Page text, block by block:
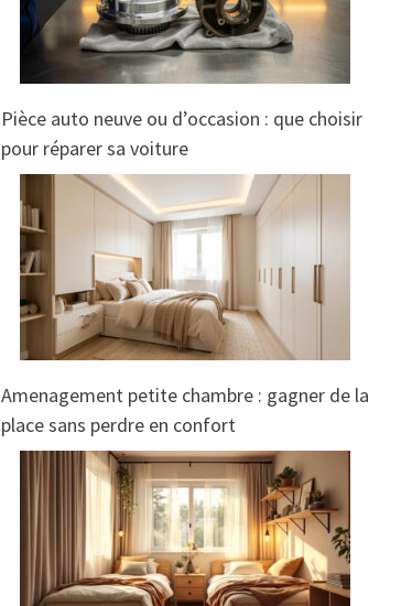
Pièce auto neuve ou d’occasion : que choisir
pour réparer sa voiture
Amenagement petite chambre : gagner de la
place sans perdre en confort